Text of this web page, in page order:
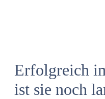
Erfolgreich
ist sie noch